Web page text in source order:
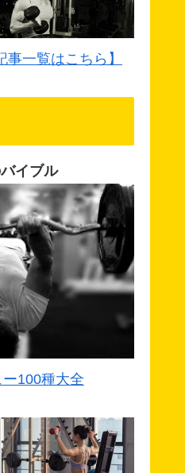
事一覧はこちら】
イブル
100種大全